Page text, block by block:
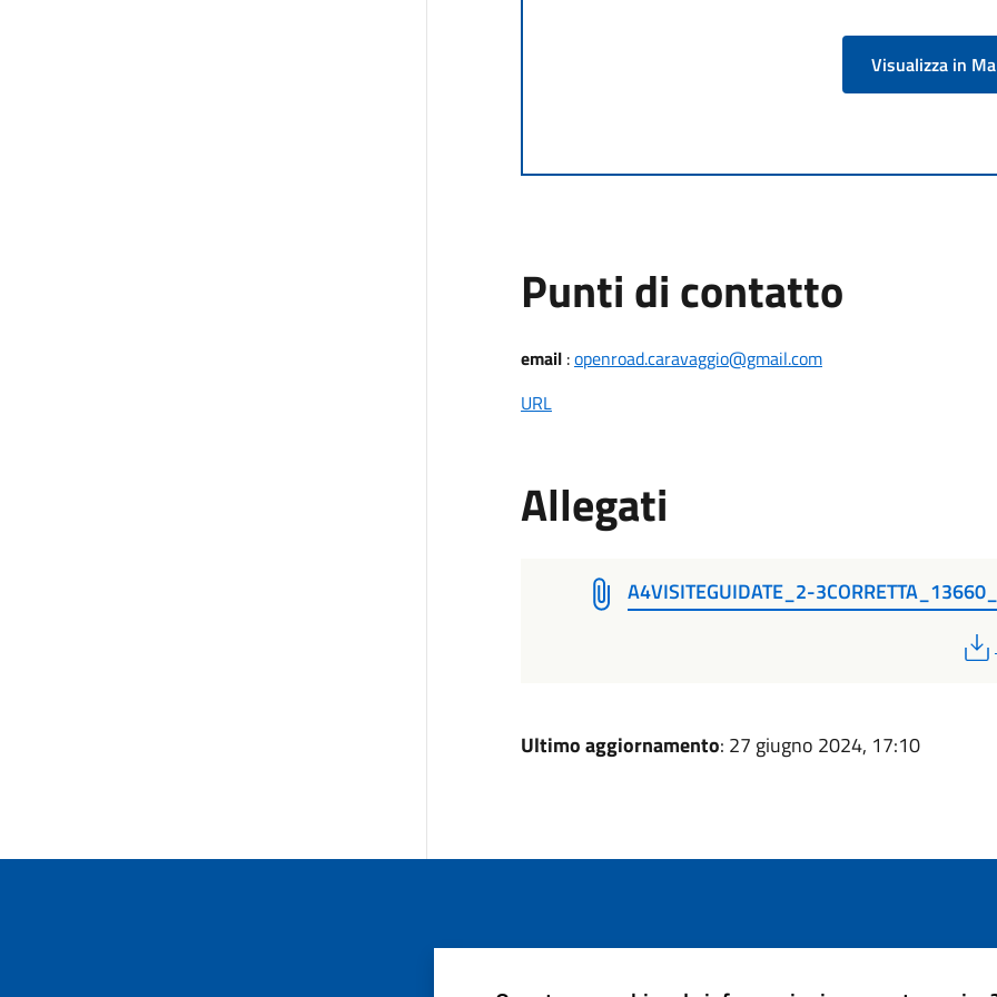
Visualizza in
Punti di contatto
email:openroad.caravaggio@gmail.com
URL
Allegati
A4VISITEGUIDATE_2-
Ultimo aggiornamento: 27 giugno 2024, 17:10